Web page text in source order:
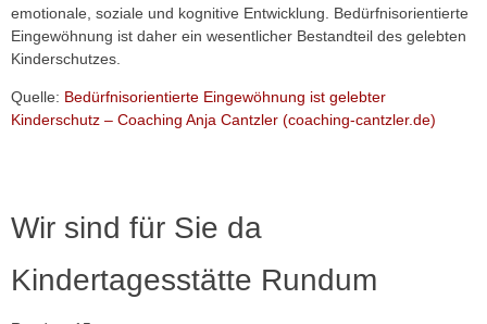
emotionale, soziale und kognitive Entwicklung. Bedürfnisorientierte
Eingewöhnung ist daher ein wesentlicher Bestandteil des gelebten
Kinderschutzes.
Quelle: Bedürfnisorientierte Eingewöhnung ist gelebter
Kinderschutz – Coaching Anja Cantzler (coaching-cantzler.de)
Wir sind für Sie da
Kindertagesstätte Rundum